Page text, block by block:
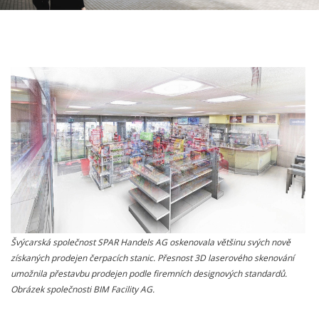
Švýcarská společnost SPAR Handels AG oskenovala většinu svých nově
získaných prodejen čerpacích stanic. Přesnost 3D laserového skenování
umožnila přestavbu prodejen podle firemních designových standardů.
Obrázek společnosti BIM Facility AG.